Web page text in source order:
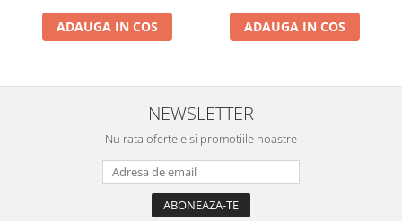
ADAUGA IN COS ADAUGA IN COS
NEWSLETTER
Nu rata ofertele si promotiile noastre